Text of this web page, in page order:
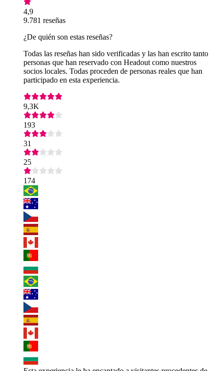
4,9
9.781 reseñas
¿De quién son estas reseñas?
Todas las reseñas han sido verificadas y las han escrito tanto
personas que han reservado con Headout como nuestros
socios locales. Todas proceden de personas reales que han
participado en esta experiencia.
9,3K
193
31
25
174